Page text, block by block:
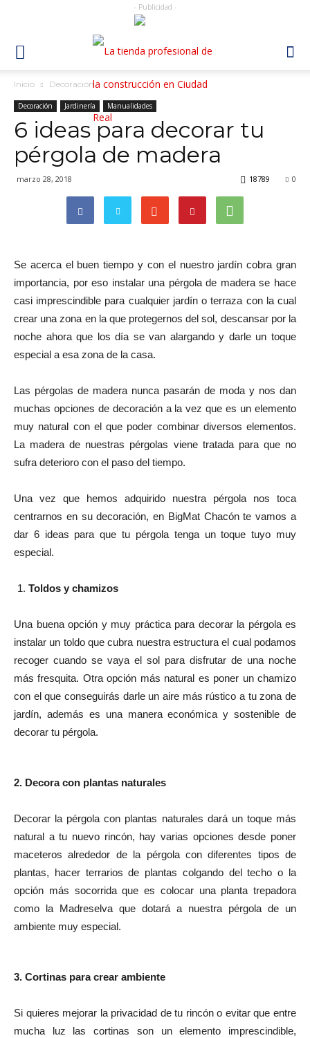
- Publicidad -
Inicio Decoración
Decoración Jardinería Manualidades
6 ideas para decorar tu
pérgola de madera
marzo 28, 2018 0
18789
Se acerca el buen tiempo y con el nuestro jardín cobra gran
importancia, por eso instalar una pérgola de madera se hace
casi imprescindible para cualquier jardín o terraza con la cual
crear una zona en la que protegernos del sol, descansar por la
noche ahora que los día se van alargando y darle un toque
especial a esa zona de la casa.
Las pérgolas de madera nunca pasarán de moda y nos dan
muchas opciones de decoración a la vez que es un elemento
muy natural con el que poder combinar diversos elementos.
La madera de nuestras pérgolas viene tratada para que no
sufra deterioro con el paso del tiempo.
Una vez que hemos adquirido nuestra pérgola nos toca
centrarnos en su decoración, en BigMat Chacón te vamos a
dar 6 ideas para que tu pérgola tenga un toque tuyo muy
especial.
Toldos y chamizos
Una buena opción y muy práctica para decorar la pérgola es
instalar un toldo que cubra nuestra estructura el cual podamos
recoger cuando se vaya el sol para disfrutar de una noche
más fresquita. Otra opción más natural es poner un chamizo
con el que conseguirás darle un aire más rústico a tu zona de
jardín, además es una manera económica y sostenible de
decorar tu pérgola.
2. Decora con plantas naturales
Decorar la pérgola con plantas naturales dará un toque más
natural a tu nuevo rincón, hay varias opciones desde poner
maceteros alrededor de la pérgola con diferentes tipos de
plantas, hacer terrarios de plantas colgando del techo o la
opción más socorrida que es colocar una planta trepadora
como la Madreselva que dotará a nuestra pérgola de un
ambiente muy especial.
3. Cortinas para crear ambiente
Si quieres mejorar la privacidad de tu rincón o evitar que entre
mucha luz las cortinas son un elemento imprescindible,